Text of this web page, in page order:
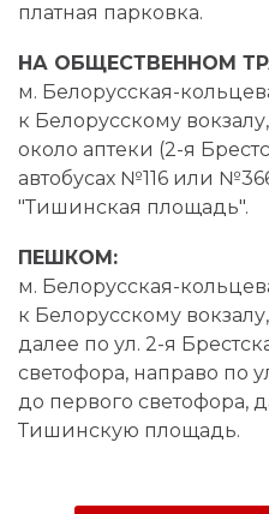
платная парковка.
НА ОБЩЕСТВЕННОМ
м. Белорусская-
к Белорусскому
около аптеки (2-я
автобусах №116 или
"Тишинская площадь".
ПЕШКОМ:
м. Белорусская-
к Белорусскому
далее по ул. 2-я
светофора, направо по
до первого светофора,
Тишинскую площадь.